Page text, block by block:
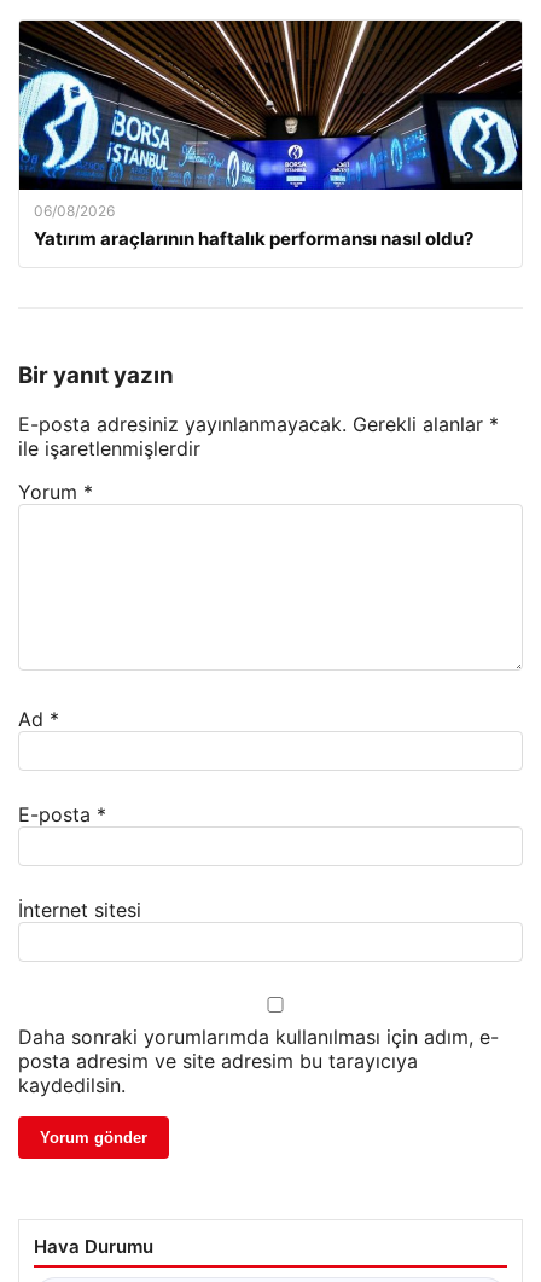
06/08/2026
Yatırım araçlarının haftalık performansı nasıl oldu?
Bir yanıt yazın
E-posta adresiniz yayınlanmayacak. Gerekli alanlar *
ile işaretlenmişlerdir
Yorum *
Ad *
E-posta *
İnternet sitesi
Daha sonraki yorumlarımda kullanılması için adım, e-
posta adresim ve site adresim bu tarayıcıya
kaydedilsin.
Hava Durumu